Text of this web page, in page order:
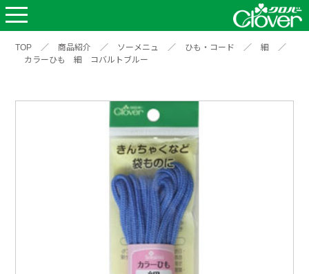
TOP ／ 商品紹介 ／ ソーメニュ ／ ひも・コード ／ 細
／
カラーひも 細 コバルトブルー